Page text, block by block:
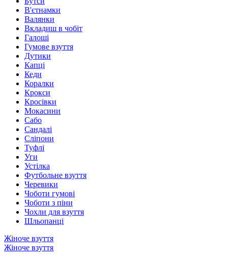
В'єтнамки
Валянки
Вкладиш в чобіт
Галоші
Гумове взуття
Дутики
Капці
Кеди
Коралки
Крокси
Кросівки
Мокасини
Сабо
Сандалі
Сліпони
Туфлі
Уги
Устілка
Футбольне взуття
Черевики
Чоботи гумові
Чоботи з піни
Чохли для взуття
Шльопанці
Жіноче взуття
Жіноче взуття